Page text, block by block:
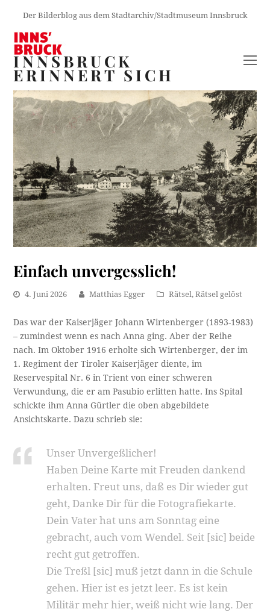
Der Bilderblog aus dem Stadtarchiv/Stadtmuseum Innsbruck
INNSBRUCK
ERINNERT SICH
Einfach unvergesslich!
4. Juni 2026 Matthias Egger Rätsel,Rätsel gelöst
Das war der Kaiserjäger Johann Wirtenberger (1893-1983)
– zumindest wenn es nach Anna ging. Aber der Reihe
nach. Im Oktober 1916 erholte sich Wirtenberger, der im
1. Regiment der Tiroler Kaiserjäger diente, im
Reservespital Nr. 6 in Trient von einer schweren
Verwundung, die er am Pasubio erlitten hatte. Ins Spital
schickte ihm Anna Gürtler die oben abgebildete
Ansichtskarte. Dazu schrieb sie:
Unser Unvergeßlicher!
Haben Deine Karte mit Freuden dankend
erhalten. Freut uns, daß es Dir wieder gut
geht, Danke Dir für die Fotografiekarte.
Dein Vater hat uns am Sonntag eine
gebracht, auch vom Wendel. Seit [sic] beide
recht gut getroffen.
Die Treßl [sic] muß jetzt dann in die Schule
gehen. Hier ist es jetzt leer. Es ist kein
Militär mehr hier, weiß nicht wie lang. Der